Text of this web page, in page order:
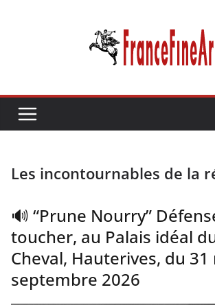
Les incontournables de la
🔊 “Prune Nourry”
toucher, au Palais idéal
Cheval, Hauterives, du 31
septembre 2026